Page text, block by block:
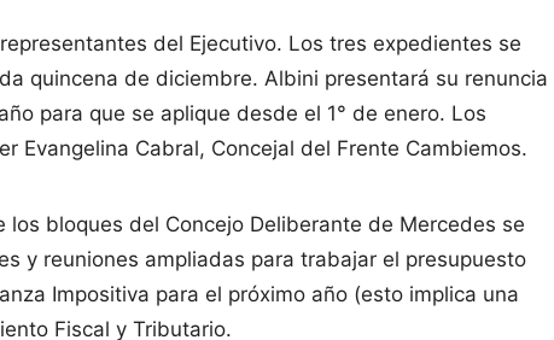
del Ejecutivo. Los tres expedientes se
quincena de diciembre. Albini presentará su renuncia
para que se aplique desde el 1° de enero. Los
Evangelina Cabral, Concejal del Frente Cambiemos.
bloques del Concejo Deliberante de Mercedes se
y reuniones ampliadas para trabajar el presupuesto
Impositiva para el próximo año (esto implica una
Fiscal y Tributario.